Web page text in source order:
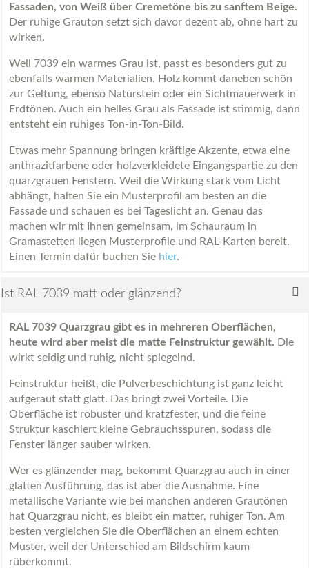
Fassaden, von Weiß über Cremetöne bis zu sanftem Beige.
Der ruhige Grauton setzt sich davor dezent ab, ohne hart zu
wirken.
Weil 7039 ein warmes Grau ist, passt es besonders gut zu
ebenfalls warmen Materialien. Holz kommt daneben schön
zur Geltung, ebenso Naturstein oder ein Sichtmauerwerk in
Erdtönen. Auch ein helles Grau als Fassade ist stimmig, dann
entsteht ein ruhiges Ton-in-Ton-Bild.
Etwas mehr Spannung bringen kräftige Akzente, etwa eine
anthrazitfarbene oder holzverkleidete Eingangspartie zu den
quarzgrauen Fenstern. Weil die Wirkung stark vom Licht
abhängt, halten Sie ein Musterprofil am besten an die
Fassade und schauen es bei Tageslicht an. Genau das
machen wir mit Ihnen gemeinsam, im Schauraum in
Gramastetten liegen Musterprofile und RAL-Karten bereit.
Einen Termin dafür buchen Sie hier.
Ist RAL 7039 matt oder glänzend?
RAL 7039 Quarzgrau gibt es in mehreren Oberflächen,
heute wird aber meist die matte Feinstruktur gewählt. Die
wirkt seidig und ruhig, nicht spiegelnd.
Feinstruktur heißt, die Pulverbeschichtung ist ganz leicht
aufgeraut statt glatt. Das bringt zwei Vorteile. Die
Oberfläche ist robuster und kratzfester, und die feine
Struktur kaschiert kleine Gebrauchsspuren, sodass die
Fenster länger sauber wirken.
Wer es glänzender mag, bekommt Quarzgrau auch in einer
glatten Ausführung, das ist aber die Ausnahme. Eine
metallische Variante wie bei manchen anderen Grautönen
hat Quarzgrau nicht, es bleibt ein matter, ruhiger Ton. Am
besten vergleichen Sie die Oberflächen an einem echten
Muster, weil der Unterschied am Bildschirm kaum
rüberkommt.